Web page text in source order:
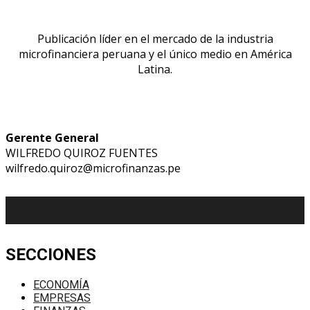
Publicación líder en el mercado de la industria
microfinanciera peruana y el único medio en América
Latina.
Gerente General
WILFREDO QUIROZ FUENTES
wilfredo.quiroz@microfinanzas.pe
SECCIONES
ECONOMÍA
EMPRESAS